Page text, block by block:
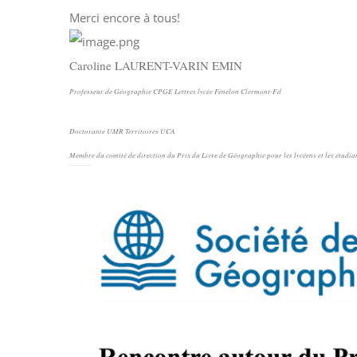
Merci encore à tous!
Caroline LAURENT-VARIN EMIN
Professeur de Géographie CPGE Lettres lycée Fénelon Clermont-Fd
Doctorante UMR Territoires UCA
Membre du comité de direction du Prix du Livre de Géographie pour les lycéens et les